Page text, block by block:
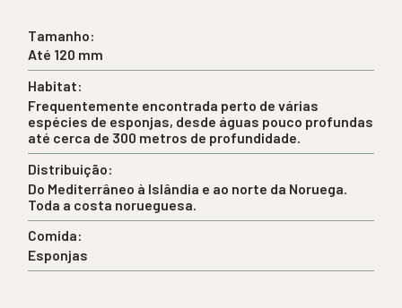
Tamanho:
Até 120 mm
Habitat:
Frequentemente encontrada perto de várias
espécies de esponjas, desde águas pouco profundas
até cerca de 300 metros de profundidade.
Distribuição:
Do Mediterrâneo à Islândia e ao norte da Noruega.
Toda a costa norueguesa.
Comida:
Esponjas